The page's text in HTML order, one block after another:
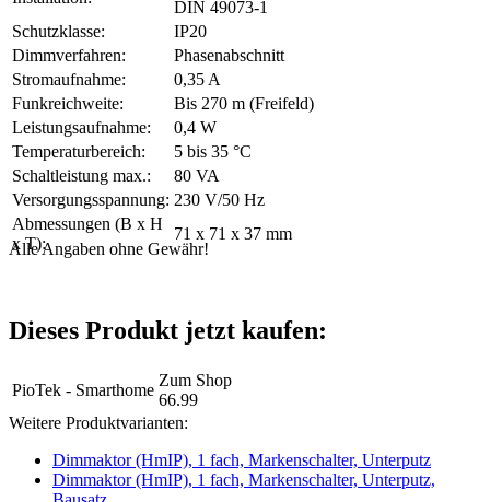
DIN 49073-1
Schutzklasse:
IP20
Dimmverfahren:
Phasenabschnitt
Stromaufnahme:
0,35 A
Funkreichweite:
Bis 270 m (Freifeld)
Leistungsaufnahme:
0,4 W
Temperaturbereich:
5 bis 35 °C
Schaltleistung max.:
80 VA
Versorgungsspannung: 230 V/50 Hz
Abmessungen (B x H
x T):
71 x 71 x 37 mm
Alle Angaben ohne Gewähr!
Dieses Produkt jetzt kaufen:
PioTek - Smarthome
Zum Shop
66.99
Weitere Produktvarianten:
Dimmaktor (HmIP), 1 fach, Markenschalter, Unterputz
Dimmaktor (HmIP), 1 fach, Markenschalter, Unterputz,